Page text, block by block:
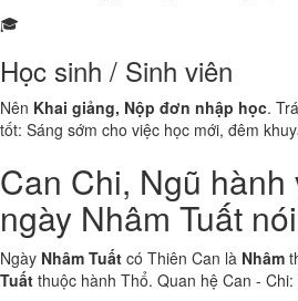
🎓
Học sinh / Sinh viên
Nên Khai giảng, Nộp đơn nhập học.
tốt: Sáng sớm cho việc học mới, đêm
Can Chi, Ngũ hành
ngày Nhâm Tuất
Ngày Nhâm Tuất có Thiên Can là Nhâm
Tuất thuộc hành Thổ. Quan hệ Can - Chi: